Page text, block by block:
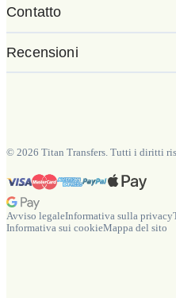
Contatto
Recensioni
© 2026 Titan Transfers. Tutti i diritti
Avviso legaleInformativa sulla privacy
Informativa sui cookieMappa del sito